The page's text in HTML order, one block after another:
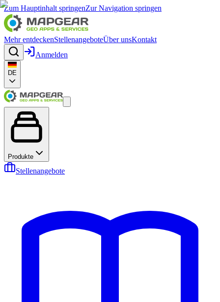
Zum Hauptinhalt springenZur Navigation springen
Mehr entdeckenStellenangeboteÜber unsKontakt
Anmelden
DE
Produkte
Stellenangebote